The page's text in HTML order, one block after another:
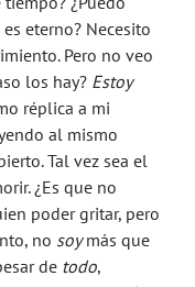
eterno? Necesito
Pero no veo
los hay? Estoy
réplica a mi
al mismo
Tal vez sea el
¿Es que no
poder gritar, pero
no soymás que
de todo,